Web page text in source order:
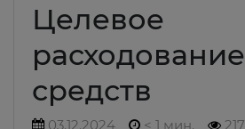
Целевое
расходование
средств
03.12.2024 < 1 мин. 217